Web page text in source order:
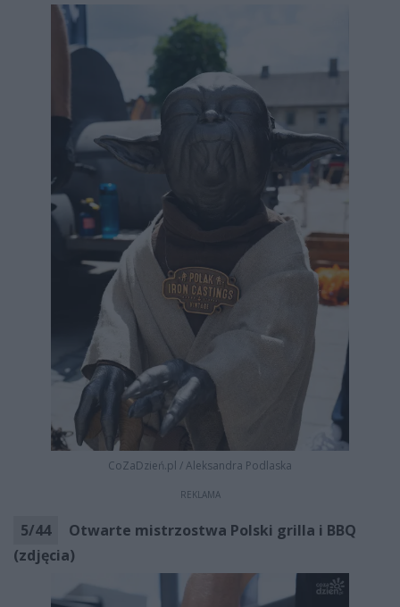
CoZaDzień.pl /Aleksandra Podlaska
REKLAMA
5/44
Otwarte mistrzostwa Polski grilla i BBQ
(zdjęcia)